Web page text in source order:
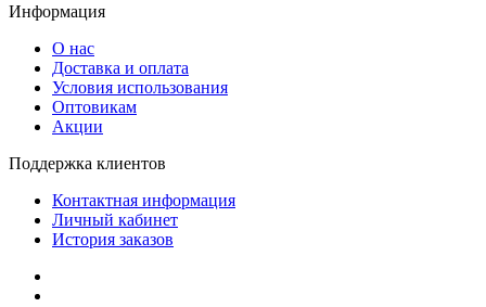
Информация
О нас
Доставка и оплата
Условия использования
Оптовикам
Акции
Поддержка клиентов
Контактная информация
Личный кабинет
История заказов